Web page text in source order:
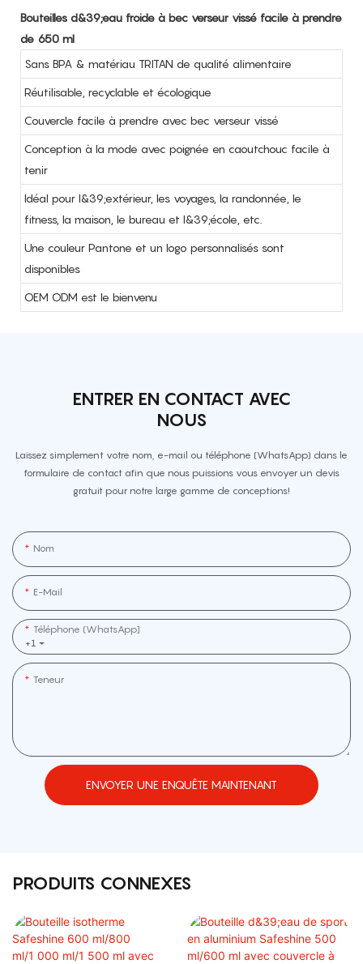
Bouteilles d&39;eau froide à bec verseur vissé facile à prendre
de 650 ml
Sans BPA & matériau TRITAN de qualité alimentaire
Réutilisable, recyclable et écologique
Couvercle facile à prendre avec bec verseur vissé
Conception à la mode avec poignée en caoutchouc facile à
tenir
Idéal pour l&39;extérieur, les voyages, la randonnée, le
fitness, la maison, le bureau et l&39;école, etc.
Une couleur Pantone et un logo personnalisés sont
disponibles
OEM ODM est le bienvenu
ENTRER EN CONTACT AVEC
NOUS
Laissez simplement votre nom, e-mail ou téléphone (WhatsApp) dans le
formulaire de contact afin que nous puissions vous envoyer un devis
gratuit pour notre large gamme de conceptions!
Nom
E-Mail
+1
Téléphone (WhatsApp]
Teneur
ENVOYER UNE ENQUÊTE MAINTENANT
PRODUITS CONNEXES